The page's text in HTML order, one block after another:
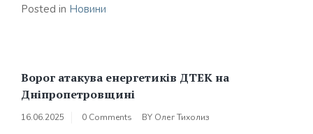
Posted in Новини
Ворог атакува енергетиків ДТЕК на
Дніпропетровщині
16.06.2025 0 Comments BY Олег Тихолиз